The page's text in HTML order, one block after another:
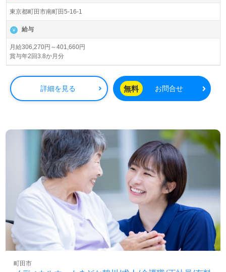
営です。東京都、千葉県を中心に特別養護老人ホーム、デ
イサービス、訪問介護、ショートステイ、地域包括支援セ
ンター、居宅介護支援事業を27事業所で展開されていま
す。
◎幅広い年代層の職員様が活躍中！『思いやること、気づ
くこと』職員様全員参加でご利用者様の笑顔が咲く事業所
様！◎
看護助手や介護職経験のある方はもちろん、これから介護
職を目指される方も幅広く募集します。特別養護老人ホー
修プログラム、中途採用の方もすぐに馴染める職場環境も
うれしいポイント！『ご利用者様お一人おひとりに寄り添
いたい』『資格取得を目指している、介護知識や技術力を
高めたい』『働きがいを感じながら仕事をしたい』『転職
で施設形態や環境を変えて働きたい』等の方も大歓迎で
す！募集詳細等、担当コンサルタントよりご案内します。
お問い合わせも遠慮なくお願いします。
全国の求人ご紹介！医療/福祉業界の正社員/パート仕事探
しは【ウィルオブ介護】＊求人情報収集、将来的に検討の
方も遠慮なく＊
LINE、メール、お電話などご希望に応じてお問い合わせ/ご
相談可能です。転職相談、求人紹介、年収交渉など完全無
料サービスをご利用いただけます。＜非公開求人も取扱い
東京都町田市南町田5-16-1
給与
月給306,270円～401,660円
賞与年2回3.8か月分
詳細を見る 無料 お問合せ
町田市